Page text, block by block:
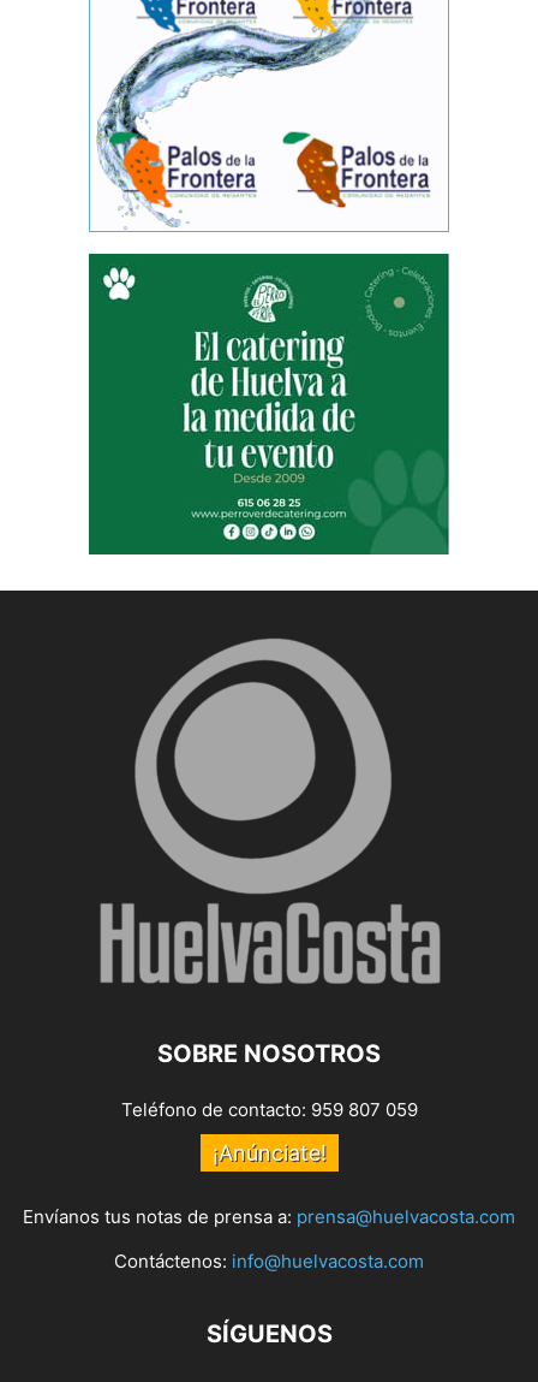
SOBRE NOSOTROS
Teléfono de contacto: 959 807 059
¡Anúnciate!
Envíanos tus notas de prensa a: prensa@huelvacosta.com
Contáctenos: info@huelvacosta.com
SÍGUENOS